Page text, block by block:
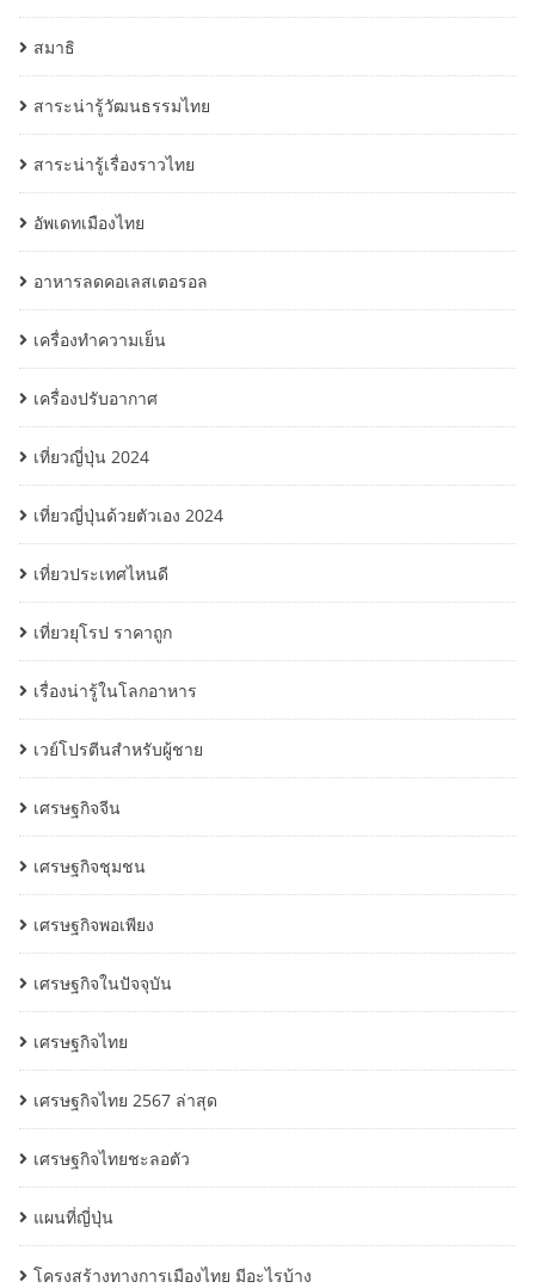
สมาธิ
สาระน่ารู้วัฒนธรรมไทย
สาระน่ารู้เรื่องราวไทย
อัพเดทเมืองไทย
อาหารลดคอเลสเตอรอล
เครื่องทำความเย็น
เครื่องปรับอากาศ
เที่ยวญี่ปุ่น 2024
เที่ยวญี่ปุ่นด้วยตัวเอง 2024
เที่ยวประเทศไหนดี
เที่ยวยุโรป ราคาถูก
เรื่องน่ารู้ในโลกอาหาร
เวย์โปรตีนสำหรับผู้ชาย
เศรษฐกิจจีน
เศรษฐกิจชุมชน
เศรษฐกิจพอเพียง
เศรษฐกิจในปัจจุบัน
เศรษฐกิจไทย
เศรษฐกิจไทย 2567 ล่าสุด
เศรษฐกิจไทยชะลอตัว
แผนที่ญี่ปุ่น
โครงสร้างทางการเมืองไทย มีอะไรบ้าง